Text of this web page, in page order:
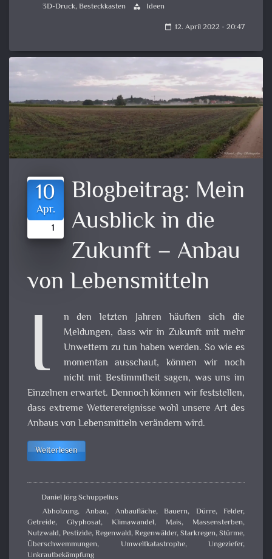
3D-Druck,Besteckkasten category Ideen
calendar_today 12. April 2022 - 20:47
10
Apr.
1
Blogbeitrag: Mein
Ausblick in die
Zukunft – Anbau
von Lebensmitteln
I
n den letzten Jahren häuften sich die
Meldungen, dass wir in Zukunft mit mehr
Unwettern zu tun haben werden. So wie es
momentan ausschaut, können wir noch
nicht mit Bestimmtheit sagen, was uns im
Einzelnen erwartet. Dennoch können wir feststellen,
dass extreme Wetterereignisse wohl unsere Art des
Anbaus von Lebensmitteln verändern wird.
Weiterlesen
Daniel Jörg Schuppelius
Abholzung,Anbau, Anbaufläche,Bauern, Dürre,Felder,
Getreide, Glyphosat, Klimawandel, Mais, Massensterben,
Nutzwald,Pestizide,Regenwald,Regenwälder,Starkregen,Stürme,
Überschwemmungen, Umweltkatastrophe, Ungeziefer,
Unkrautbekämpfung